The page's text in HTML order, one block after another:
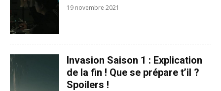
19 novembre 2021
Invasion Saison 1 : Explication
de la fin ! Que se prépare t’il ?
Spoilers !